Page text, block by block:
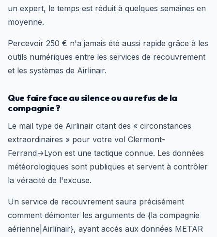
un expert, le temps est réduit à quelques semaines en
moyenne.
Percevoir 250 € n'a jamais été aussi rapide grâce à les
outils numériques entre les services de recouvrement
et les systèmes de Airlinair.
Que faire face au silence ou au refus de la
compagnie ?
Le mail type de Airlinair citant des « circonstances
extraordinaires » pour votre vol Clermont-
Ferrand→Lyon est une tactique connue. Les données
météorologiques sont publiques et servent à contrôler
la véracité de l'excuse.
Un service de recouvrement saura précisément
comment démonter les arguments de {la compagnie
aérienne|Airlinair}, ayant accès aux données METAR